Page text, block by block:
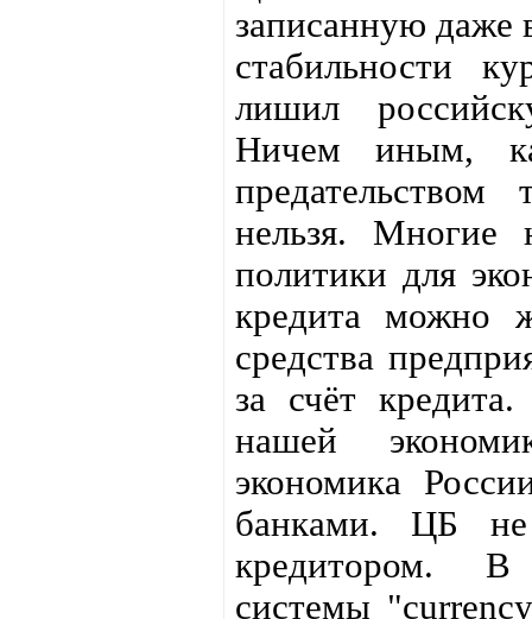
записанную даже
стабильности
лишил
Ничем иным,
предательством
нельзя. Многие
политики для
кредита можно
средства
за счёт
нашей
экономика
банками. ЦБ не
кредитором. В
системы